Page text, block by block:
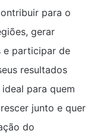
para o
gerar
e participar de
resultados
para quem
junto e quer
do